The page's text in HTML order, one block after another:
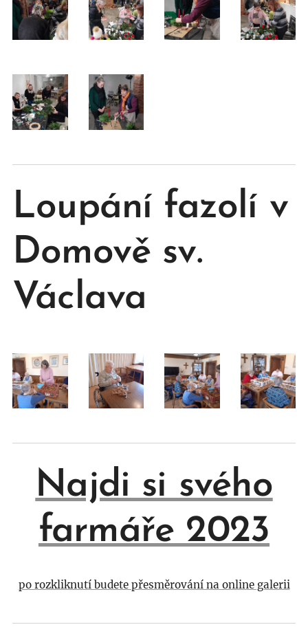
Loupání fazolí v
Domově sv.
Václava
Najdi si svého
farmáře 2023
po rozkliknutí budete přesměrování na online galerii